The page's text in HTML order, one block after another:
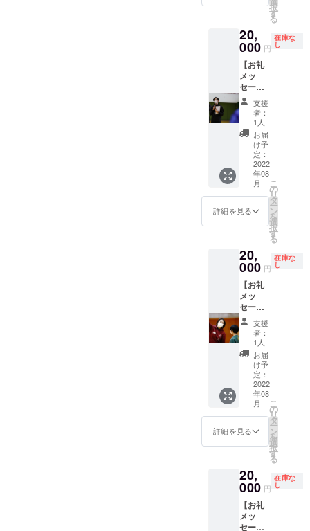
せてい
ただき
ます
イン付
イベー
トTシャ
ツ】
択
す
る
20,
000 円
在庫な
し
【お礼
メッ
セージ
動画+
2022公
式Tシャ
ツ
（Desig
ned by
KOHEI
YANAG
ISWA）
WHITE
＋柳澤
講師サ
イン付
イベー
トTシャ
ツ】
支援
者：
1人
お届
け予
定：
2022
年08
月
詳細を見る
こ
の
リ
タ
ー
ン
を
選
択
す
る
20,
000 円
在庫な
し
【お礼
メッ
セージ
動画+
2022公
式Tシャ
ツ
（Desig
ned by
KOHEI
YANAG
ISWA）
WHITE
＋家高
講師サ
イン付
イベー
トTシャ
ツ】
支援
者：
1人
お届
け予
定：
2022
年08
月
詳細を見る
こ
の
リ
タ
ー
ン
を
選
択
す
る
20,
000 円
在庫な
し
【お礼
メッ
セージ